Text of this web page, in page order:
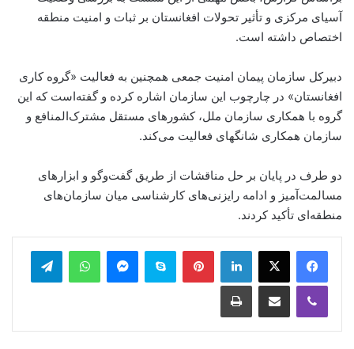
آسیای مرکزی و تأثیر تحولات افغانستان بر ثبات و امنیت منطقه
اختصاص داشته است.
دبیرکل سازمان پیمان امنیت جمعی همچنین به فعالیت «گروه کاری
افغانستان» در چارچوب این سازمان اشاره کرده و گفته‌است که این
گروه با همکاری سازمان ملل، کشورهای مستقل مشترک‌المنافع و
سازمان همکاری شانگهای فعالیت می‌کند.
دو طرف در پایان بر حل مناقشات از طریق گفت‌وگو و ابزارهای
مسالمت‌آمیز و ادامه رایزنی‌های کارشناسی میان سازمان‌های
منطقه‌ای تأکید کردند.
LinkedIn
Pinterest
Skype
Messenger
WhatsApp
Viber
Share via Email
Print